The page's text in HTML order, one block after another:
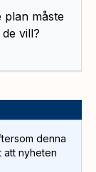
plan måste
vill?
denna
att nyheten